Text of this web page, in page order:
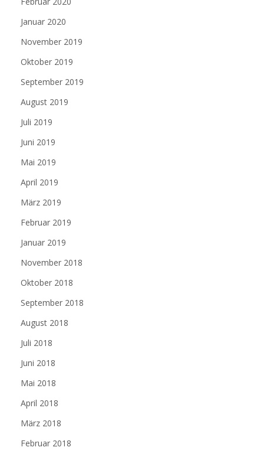
Januar 2020
November 2019
Oktober 2019
September 2019
August 2019
Juli 2019
Juni 2019
Mai 2019
April 2019
März 2019
Februar 2019
Januar 2019
November 2018
Oktober 2018
September 2018
August 2018
Juli 2018
Juni 2018
Mai 2018
April 2018
März 2018
Februar 2018